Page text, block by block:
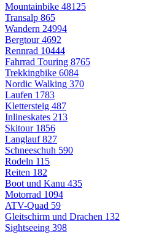
Mountainbike 48125
Transalp 865
Wandern 24994
Bergtour4692
Rennrad 10444
Fahrrad Touring 8765
Trekkingbike 6084
Nordic Walking 370
Laufen 1783
Klettersteig 487
Inlineskates 213
Skitour 1856
Langlauf827
Schneeschuh 590
Rodeln 115
Reiten 182
Boot und Kanu 435
Motorrad 1094
ATV-Quad 59
Gleitschirm und Drachen 132
Sightseeing 398